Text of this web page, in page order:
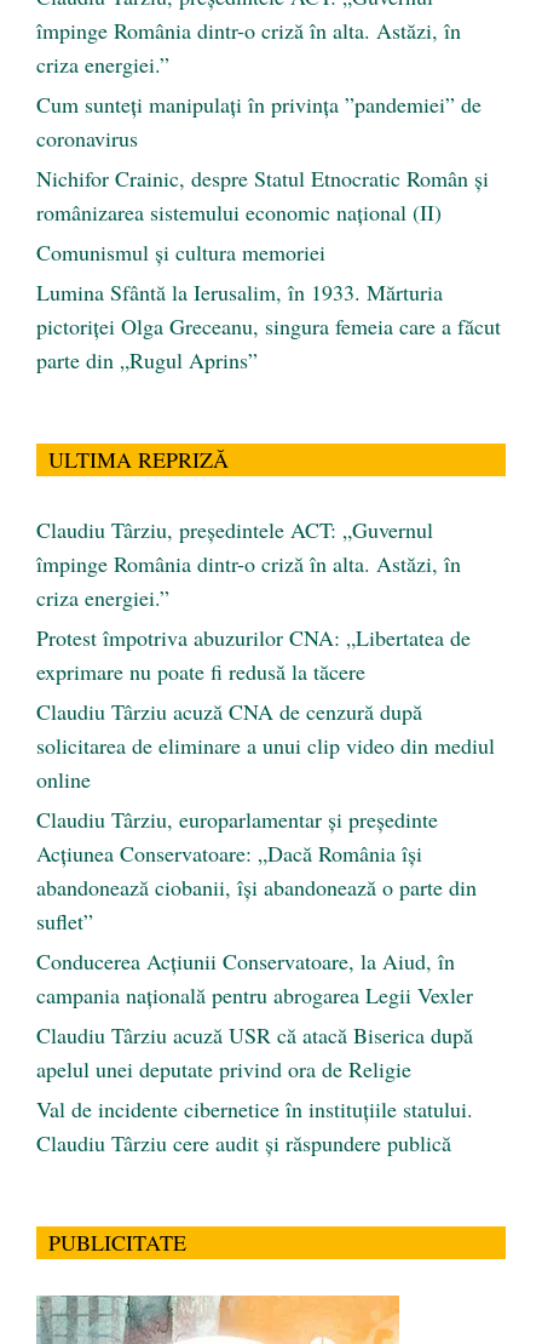
împinge România dintr-o criză în alta. Astăzi, în
criza energiei.”
Cum sunteți manipulați în privința ”pandemiei” de
coronavirus
Nichifor Crainic, despre Statul Etnocratic Român şi
românizarea sistemului economic naţional (II)
Comunismul şi cultura memoriei
Lumina Sfântă la Ierusalim, în 1933. Mărturia
pictoriței Olga Greceanu, singura femeia care a făcut
parte din „Rugul Aprins”
ULTIMA REPRIZĂ
Claudiu Târziu, președintele ACT: „Guvernul
împinge România dintr-o criză în alta. Astăzi, în
criza energiei.”
Protest împotriva abuzurilor CNA: „Libertatea de
exprimare nu poate fi redusă la tăcere
Claudiu Târziu acuză CNA de cenzură după
solicitarea de eliminare a unui clip video din mediul
online
Claudiu Târziu, europarlamentar și președinte
Acțiunea Conservatoare: „Dacă România își
abandonează ciobanii, își abandonează o parte din
suflet”
Conducerea Acțiunii Conservatoare, la Aiud, în
campania națională pentru abrogarea Legii Vexler
Claudiu Târziu acuză USR că atacă Biserica după
apelul unei deputate privind ora de Religie
Val de incidente cibernetice în instituțiile statului.
Claudiu Târziu cere audit și răspundere publică
PUBLICITATE